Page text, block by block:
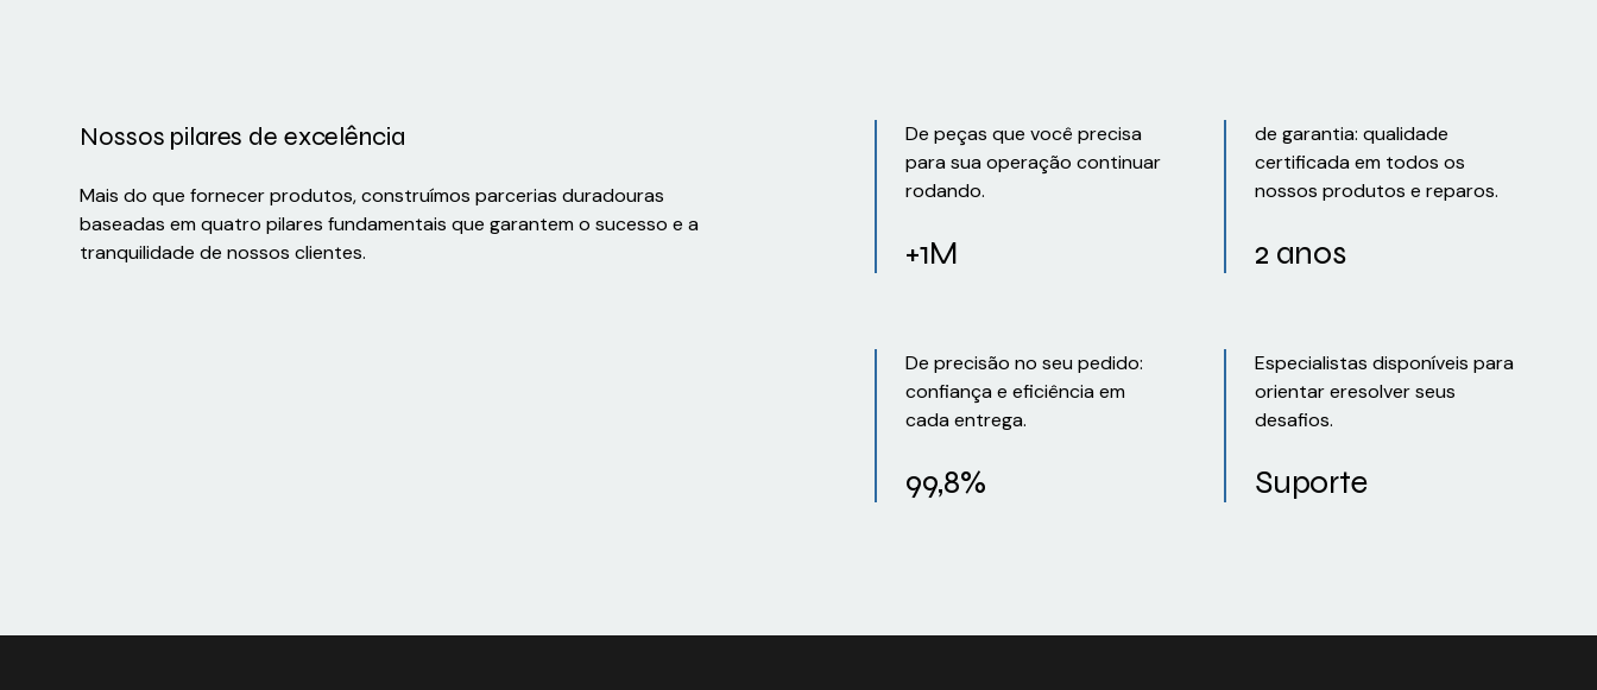
Nossos pilares de excelência
Mais do que fornecer produtos, construímos parcerias duradouras
baseadas em quatro pilares fundamentais que garantem o sucesso e a
tranquilidade de nossos clientes.
De peças que você precisa
para sua operação continuar
rodando.
+1M
de garantia: qualidade
certificada em todos os
nossos produtos e reparos.
2 anos
De precisão no seu pedido:
confiança e eficiência em
cada entrega.
99,8%
Especialistas disponíveis para
orientar eresolver seus
desafios.
Suporte